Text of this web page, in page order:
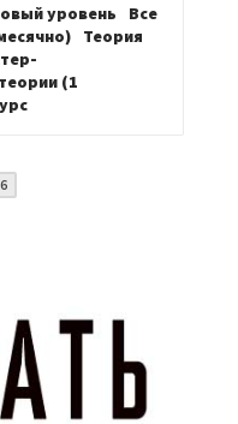
уровень
Все
Теория
(1
6